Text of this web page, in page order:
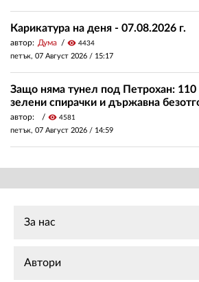
Карикатура на деня - 07.08.2026 г.
автор: Дума visibility 4434
петък, 07 Август 2026 / 15:17
Защо няма тунел под Петрохан:
зелени спирачки и държавна
автор: visibility 4581
петък, 07 Август 2026 / 14:59
За нас
Автори